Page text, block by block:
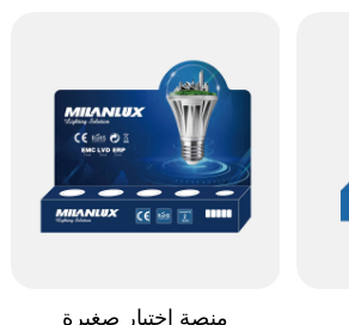
منصة اختبار صغيرة